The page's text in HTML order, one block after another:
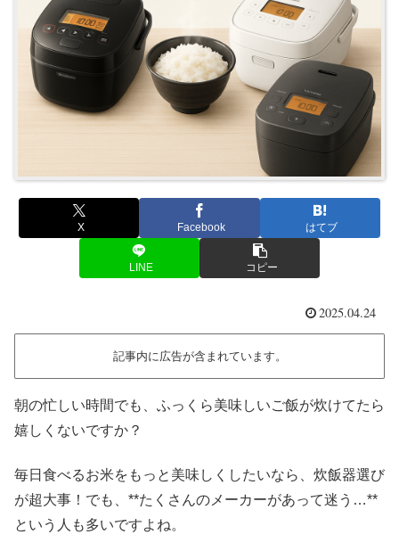
X Facebook はてブ
LINE コピー
2025.04.24
記事内に広告が含まれています。
朝の忙しい時間でも、ふっくら美味しいご飯が炊けてたら
嬉しくないですか？
毎日食べるお米をもっと美味しくしたいなら、炊飯器選び
が超大事！でも、**たくさんのメーカーがあって迷う…**
という人も多いですよね。